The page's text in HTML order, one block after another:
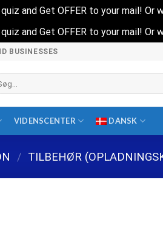
and Get OFFER to your mail! Or
and Get OFFER to your mail! Or
BUSINESSES
VIDENSCENTER DANSK
/ TILBEHØR